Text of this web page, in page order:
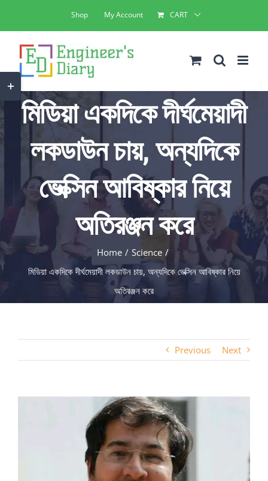
to
content
Shop My Account CART
মিডিয়া একদিকে দীর্ঘমেয়াদী
লকডাউন চায়, অন্যদিকে
ভেক্সিন আবিষ্কার নিয়ে
অতিরঞ্জন করে
Home
Science
মিডিয়া একদিকে দীর্ঘমেয়াদী লকডাউন চায়, অন্যদিকে ভেক্সিন আবিষ্কার নিয়ে
অতিরঞ্জন করে
Previous Next
Toggle
Sliding
Bar
Area